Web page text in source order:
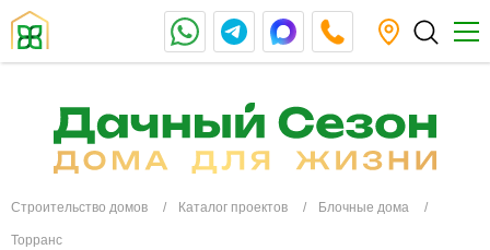
Строительство домов Каталог проектов Блочные дома
Торранс